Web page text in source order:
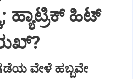
ಹ್ಯಾಟ್ರಿಕ್‌ ಹಿಟ್‌
ವೇಳೆ ಹಬ್ಬವೇ